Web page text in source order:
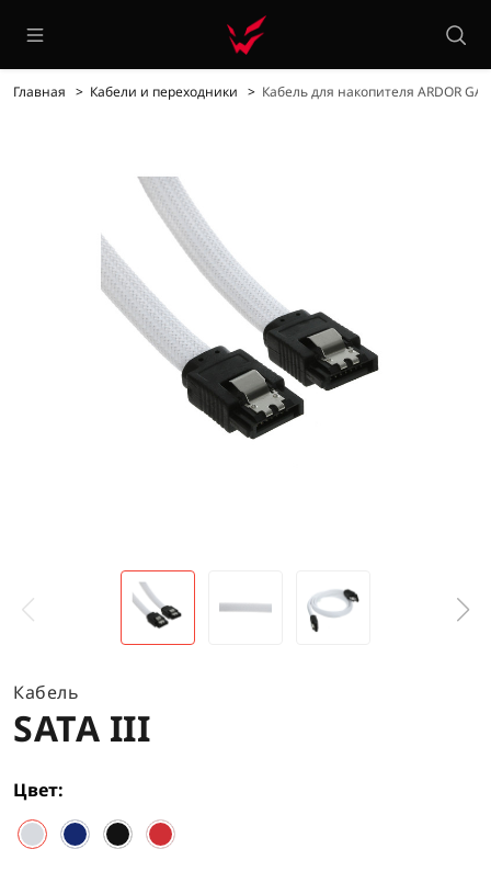
Главная Кабели и переходники Кабель для накопителя ARDOR
Кабель
SATA III
Цвет